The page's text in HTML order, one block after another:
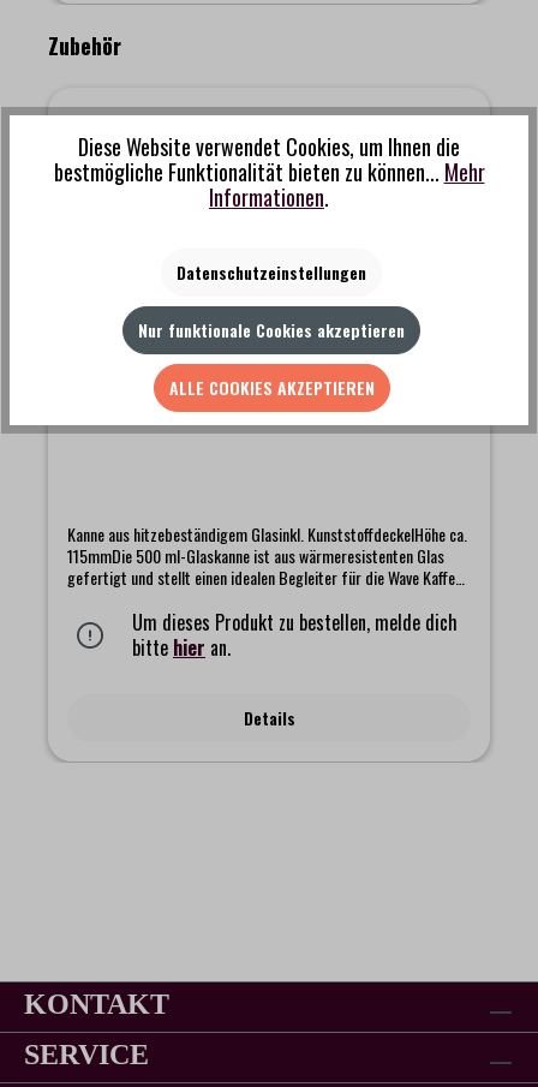
Produktgalerie überspringen
Zubehör
Kalita - Glass Server 500 ml - N
Kanne aus hitzebeständigem Glasinkl. KunststoffdeckelHöhe ca.
115mmDie 500 ml-Glaskanne ist aus wärmeresistenten Glas
gefertigt und stellt einen idealen Begleiter für die Wave Kaffee
auch auf dem Tisch genutzt werden. Die Kanne kommt mit
einem passenden Deckel. Sie ist beständig und
spülmaschinenfest.Die Kanne kann mit jedem Dripper der Kalita
Um dieses Produkt zu bestellen, melde dich
bitte hier an.
Details
KONTAKT
SERVICE
Diese Website verwendet Cookies, um Ihnen die
bestmögliche Funktionalität bieten zu können... Mehr
Informationen.
Datenschutzeinstellungen
Nur funktionale Cookies akzeptieren
ALLE COOKIES AKZEPTIEREN